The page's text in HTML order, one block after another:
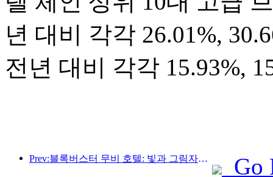
년 대비 각각 26.01%,
전년 대비 각각 15.93%,
Prev:블록버스터 무비 호텔: 빛과 그림자의 여정에 푹 빠진 블록버스터 무비 호텔은 새로운 여행 경험을 정의합니다.
Go